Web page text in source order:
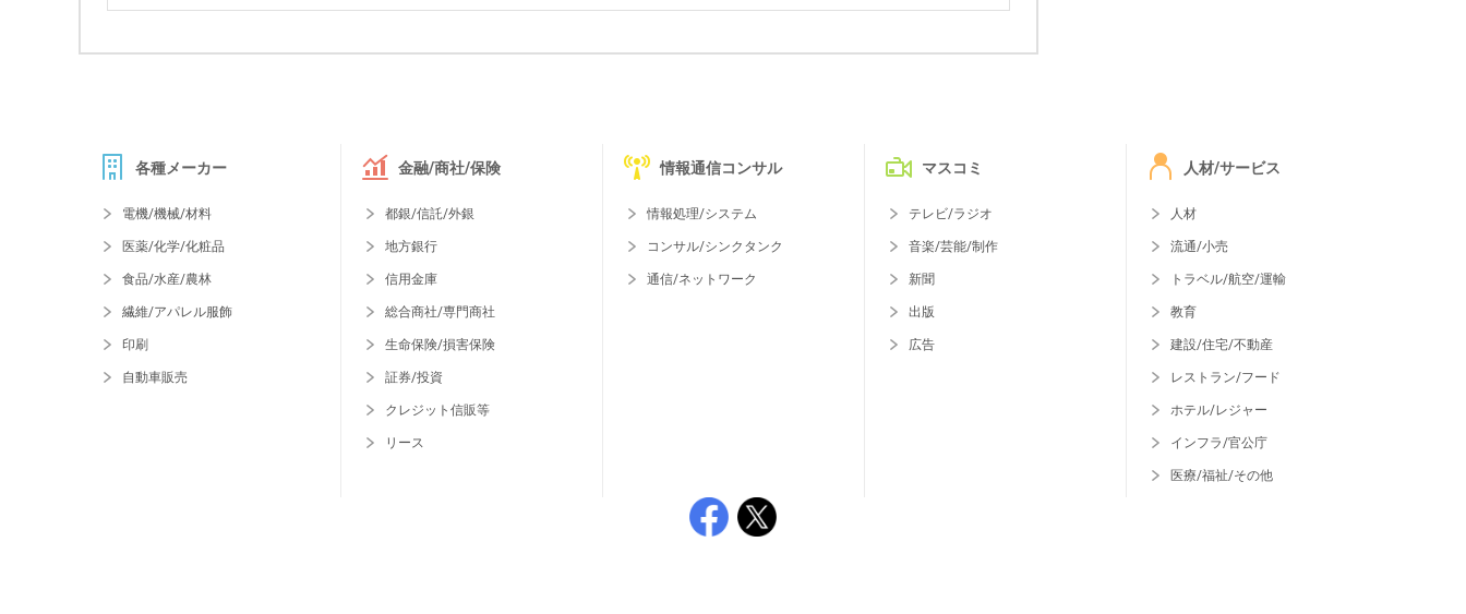
各種メーカー
電機/機械/材料
医薬/化学/化粧品
食品/水産/農林
繊維/アパレル服飾
印刷
自動車販売
金融/商社/保険
都銀/信託/外銀
地方銀行
信用金庫
総合商社/専門商社
生命保険/損害保険
証券/投資
クレジット信販等
リース
情報通信コンサル
情報処理/システム
コンサル/シンクタンク
通信/ネットワーク
マスコミ
テレビ/ラジオ
音楽/芸能/制作
新聞
出版
広告
人材/サービス
人材
流通/小売
トラベル/航空/運輸
教育
建設/住宅/不動産
レストラン/フード
ホテル/レジャー
インフラ/官公庁
医療/福祉/その他